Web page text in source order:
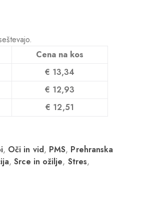
Cena na kos
€ 13,34
€ 12,93
€ 12,51
, Oči in vid, PMS, Prehranska
,Srce in ožilje, Stres,